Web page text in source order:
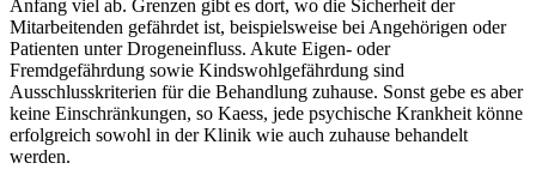
Anfang viel ab. Grenzen gibt es dort, wo die Sicherheit der
Mitarbeitenden gefährdet ist, beispielsweise bei Angehörigen oder
Patienten unter Drogen­einfluss. Akute Eigen- oder
Fremdgefährdung sowie Kindswohlgefährdung sind
Ausschlusskriterien für die Behandlung zuhause. Sonst gebe es aber
keine Einschränkungen, so Kaess, jede psychische Krankheit könne
erfolgreich sowohl in der Klinik wie auch zuhause behandelt
werden.